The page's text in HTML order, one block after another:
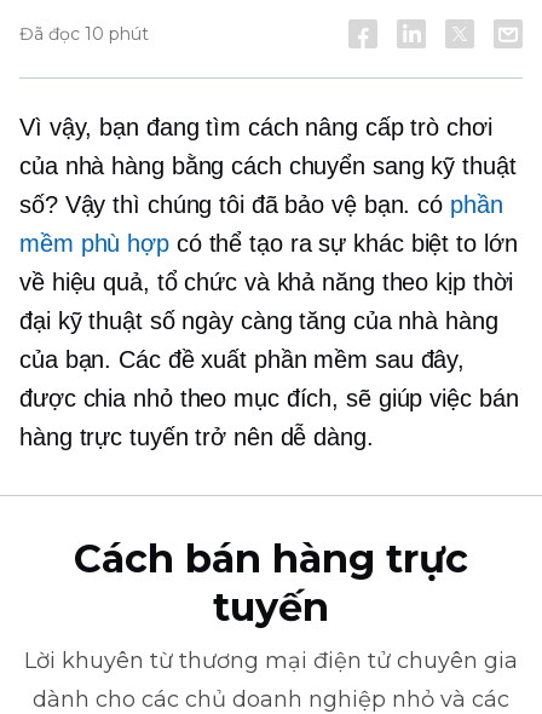
Đã đọc 10 phút
Vì vậy, bạn đang tìm cách nâng cấp trò chơi
của nhà hàng bằng cách chuyển sang kỹ thuật
số? Vậy thì chúng tôi đã bảo vệ bạn. có phần
mềm phù hợpcó thể tạo ra sự khác biệt to lớn
về hiệu quả, tổ chức và khả năng theo kịp thời
đại kỹ thuật số ngày càng tăng của nhà hàng
của bạn. Các đề xuất phần mềm sau đây,
được chia nhỏ theo mục đích, sẽ giúp việc bán
hàng trực tuyến trở nên dễ dàng.
Cách bán hàng trực
tuyến
Lời khuyên từ thương mại điện tử chuyên gia
dành cho các chủ doanh nghiệp nhỏ và các